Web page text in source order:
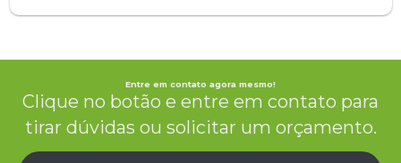
Entre em contato agora mesmo!
Clique no botão e entre em contato para
tirar dúvidas ou solicitar um orçamento.